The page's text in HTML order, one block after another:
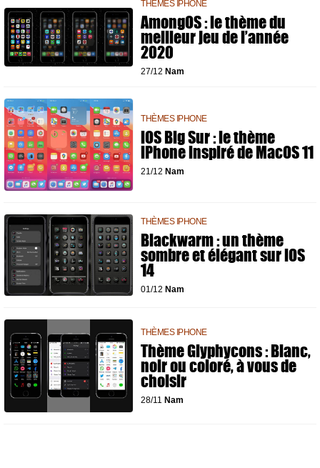
THÈMES IPHONE
AmongOS : le thème du
meilleur jeu de l’année
2020
27/12 Nam
THÈMES IPHONE
iOS Big Sur : le thème
iPhone inspiré de MacOS 11
21/12 Nam
THÈMES IPHONE
Blackwarm : un thème
sombre et élégant sur iOS
14
01/12 Nam
THÈMES IPHONE
Thème Glyphycons : Blanc,
noir ou coloré, à vous de
choisir
28/11 Nam